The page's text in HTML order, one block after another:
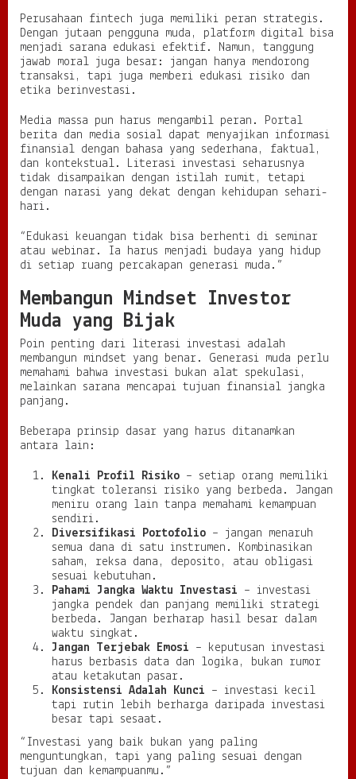
Perusahaan fintech juga memiliki peran strategis.
Dengan jutaan pengguna muda, platform digital bisa
menjadi sarana edukasi efektif. Namun, tanggung
jawab moral juga besar: jangan hanya mendorong
transaksi, tapi juga memberi edukasi risiko dan
etika berinvestasi.
Media massa pun harus mengambil peran. Portal
berita dan media sosial dapat menyajikan informasi
finansial dengan bahasa yang sederhana, faktual,
dan kontekstual. Literasi investasi seharusnya
tidak disampaikan dengan istilah rumit, tetapi
dengan narasi yang dekat dengan kehidupan sehari-
hari.
“Edukasi keuangan tidak bisa berhenti di seminar
atau webinar. Ia harus menjadi budaya yang hidup
di setiap ruang percakapan generasi muda.”
Membangun Mindset Investor
Muda yang Bijak
Poin penting dari literasi investasi adalah
membangun mindset yang benar. Generasi muda perlu
memahami bahwa investasi bukan alat spekulasi,
melainkan sarana mencapai tujuan finansial jangka
panjang.
Beberapa prinsip dasar yang harus ditanamkan
antara lain:
Kenali Profil Risiko – setiap orang memiliki
tingkat toleransi risiko yang berbeda. Jangan
meniru orang lain tanpa memahami kemampuan
sendiri.
Diversifikasi Portofolio – jangan menaruh
semua dana di satu instrumen. Kombinasikan
saham, reksa dana, deposito, atau obligasi
sesuai kebutuhan.
Pahami Jangka Waktu Investasi – investasi
jangka pendek dan panjang memiliki strategi
berbeda. Jangan berharap hasil besar dalam
waktu singkat.
Jangan Terjebak Emosi – keputusan investasi
harus berbasis data dan logika, bukan rumor
atau ketakutan pasar.
Konsistensi Adalah Kunci – investasi kecil
tapi rutin lebih berharga daripada investasi
besar tapi sesaat.
“Investasi yang baik bukan yang paling
menguntungkan, tapi yang paling sesuai dengan
tujuan dan kemampuanmu.”